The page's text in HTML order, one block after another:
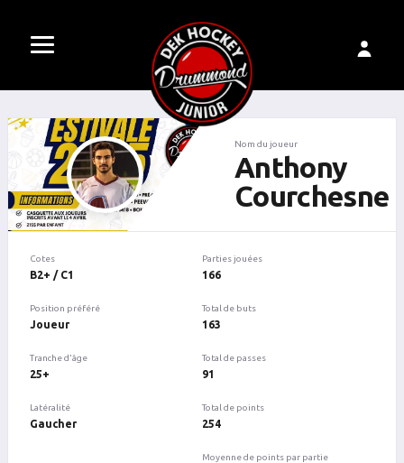
Nom du joueur
Anthony
Courchesne
Cotes
B2+ / C1
Position préféré
Joueur
Tranche d'âge
25+
Latéralité
Gaucher
Parties jouées
166
Total de buts
163
Total de passes
91
Total de points
254
Moyenne de points par partie